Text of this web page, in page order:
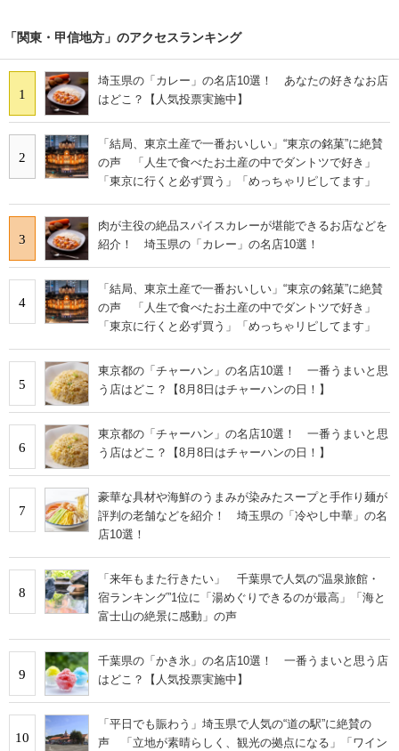
「関東・甲信地方」のアクセスランキング
1
埼玉県の「カレー」の名店10選！ あなたの好きなお店
はどこ？【人気投票実施中】
2
「結局、東京土産で一番おいしい」“東京の銘菓”に絶賛
の声 「人生で食べたお土産の中でダントツで好き」
「東京に行くと必ず買う」「めっちゃリピしてます」
3
肉が主役の絶品スパイスカレーが堪能できるお店などを
紹介！ 埼玉県の「カレー」の名店10選！
4
「結局、東京土産で一番おいしい」“東京の銘菓”に絶賛
の声 「人生で食べたお土産の中でダントツで好き」
「東京に行くと必ず買う」「めっちゃリピしてます」
5
東京都の「チャーハン」の名店10選！ 一番うまいと思
う店はどこ？【8月8日はチャーハンの日！】
6
東京都の「チャーハン」の名店10選！ 一番うまいと思
う店はどこ？【8月8日はチャーハンの日！】
7
豪華な具材や海鮮のうまみが染みたスープと手作り麺が
評判の老舗などを紹介！ 埼玉県の「冷やし中華」の名
店10選！
8
「来年もまた行きたい」 千葉県で人気の“温泉旅館・
宿ランキング”1位に「湯めぐりできるのが最高」「海と
富士山の絶景に感動」の声
9
千葉県の「かき氷」の名店10選！ 一番うまいと思う店
はどこ？【人気投票実施中】
10
「平日でも賑わう」埼玉県で人気の“道の駅”に絶賛の
声 「立地が素晴らしく、観光の拠点になる」「ワイン